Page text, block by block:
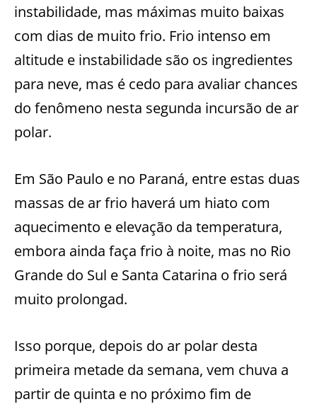
instabilidade, mas máximas muito baixas
com dias de muito frio. Frio intenso em
altitude e instabilidade são os ingredientes
para neve, mas é cedo para avaliar chances
do fenômeno nesta segunda incursão de ar
polar.
Em São Paulo e no Paraná, entre estas duas
massas de ar frio haverá um hiato com
aquecimento e elevação da temperatura,
embora ainda faça frio à noite, mas no Rio
Grande do Sul e Santa Catarina o frio será
muito prolongad.
Isso porque, depois do ar polar desta
primeira metade da semana, vem chuva a
partir de quinta e no próximo fim de